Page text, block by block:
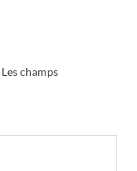
Les champs